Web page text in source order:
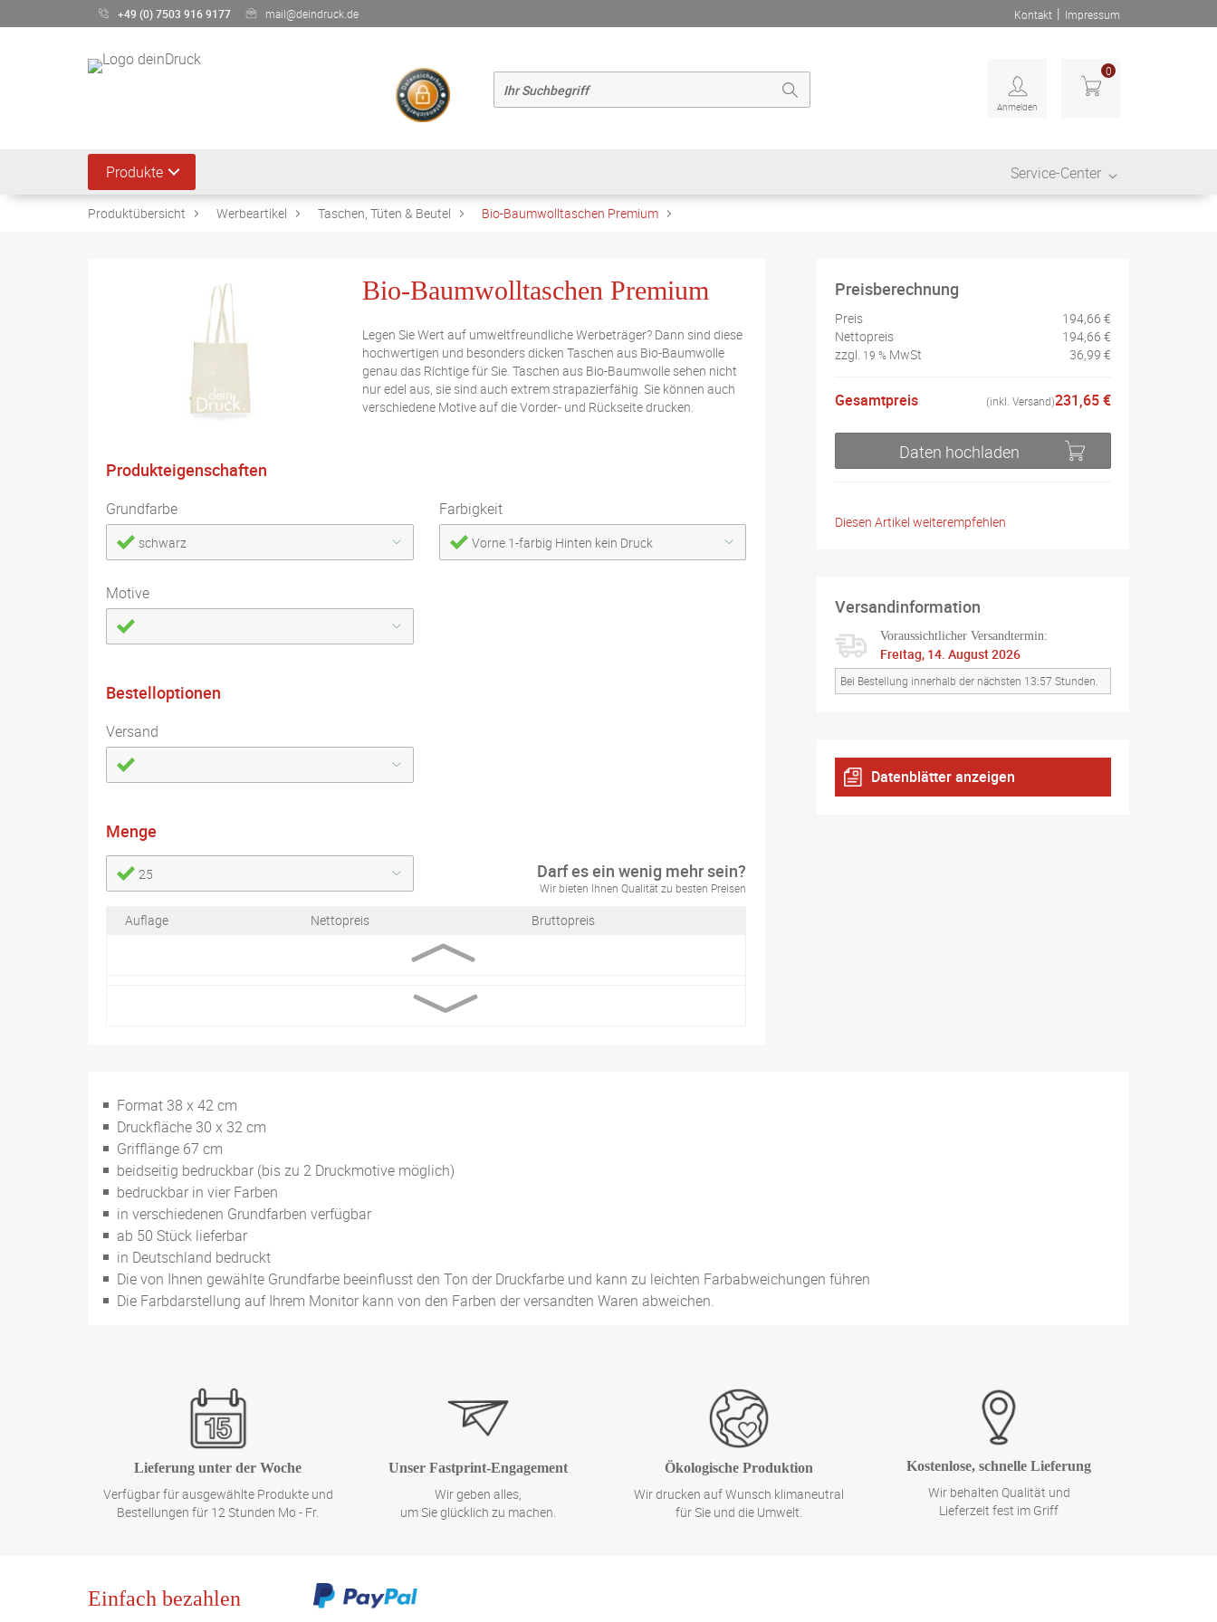
+49 (0) 7503 916 9177 mail@deindruck.de Kontakt | Impressum
Anmelden
0
Produkte Service-Center
Produktübersicht Werbeartikel Taschen, Tüten & Beutel Bio-Baumwolltaschen Premium
Bio-Baumwolltaschen Premium
Legen Sie Wert auf umweltfreundliche Werbeträger? Dann sind diese
hochwertigen und besonders dicken Taschen aus Bio-Baumwolle
genau das Richtige für Sie. Taschen aus Bio-Baumwolle sehen nicht
nur edel aus, sie sind auch extrem strapazierfähig. Sie können auch
verschiedene Motive auf die Vorder- und Rückseite drucken.
Produkteigenschaften
Grundfarbe
schwarz
Farbigkeit
Vorne 1-farbig Hinten kein Druck
Motive
Bestelloptionen
Versand
Menge
25 Darf es ein wenig mehr sein?
Wir bieten Ihnen Qualität zu besten Preisen
Auflage Nettopreis Bruttopreis
Preisberechnung
Preis
194,66 €
Nettopreis
194,66 €
zzgl. 19 % MwSt 36,99 €
Gesamtpreis 231,65 €
(inkl. Versand)
Daten hochladen
Diesen Artikel weiterempfehlen
Versandinformation
Voraussichtlicher Versandtermin:
Freitag, 14. August 2026
Bei Bestellung innerhalb der nächsten 13:57 Stunden.
Datenblätter anzeigen
Format 38 x 42 cm
Druckfläche 30 x 32 cm
Grifflänge 67 cm
beidseitig bedruckbar (bis zu 2 Druckmotive möglich)
bedruckbar in vier Farben
in verschiedenen Grundfarben verfügbar
ab 50 Stück lieferbar
in Deutschland bedruckt
Die von Ihnen gewählte Grundfarbe beeinflusst den Ton der Druckfarbe und kann zu leichten Farbabweichungen führen
Die Farbdarstellung auf Ihrem Monitor kann von den Farben der versandten Waren abweichen.
Lieferung unter der Woche
Verfügbar für ausgewählte Produkte und
Bestellungen für 12 Stunden Mo - Fr.
Unser Fastprint-Engagement
Wir geben alles,
um Sie glücklich zu machen.
Ökologische Produktion
Wir drucken auf Wunsch klimaneutral
für Sie und die Umwelt.
Kostenlose, schnelle Lieferung
Wir behalten Qualität und
Lieferzeit fest im Griff
Einfach bezahlen